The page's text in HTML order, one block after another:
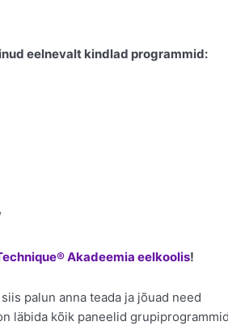
eelnevalt kindlad programmid:
Akadeemia eelkoolis!
palun anna teada ja jõuad need
läbida kõik paneelid